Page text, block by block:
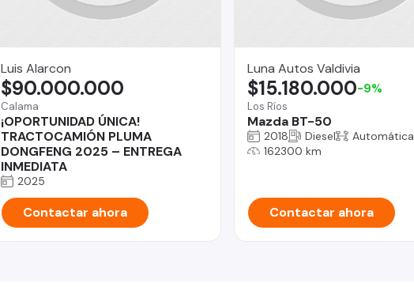
Luis Alarcon
Calama
¡OPORTUNIDAD ÚNICA!
TRACTOCAMIÓN PLUMA
DONGFENG 2025 – ENTREGA
INMEDIATA
$90.000.000
2025
Contactar ahora
Luna Autos Valdivia
Los Ríos
Mazda BT-50
$15.180.000-9%
2018 Diesel
Automática
162300 km
Contactar ahora